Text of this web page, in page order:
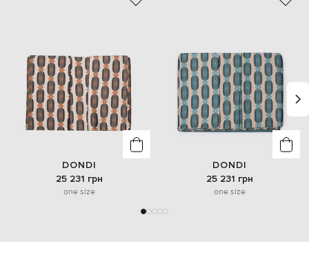
DONDI
25 231 грн
one size
DONDI
25 231 грн
one size